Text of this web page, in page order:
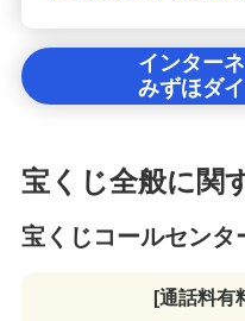
インター
みずほダ
宝くじ全般に関
宝くじコールセンタ
[通話料有